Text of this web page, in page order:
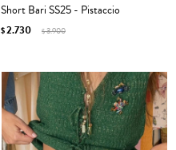
Short Bari SS25 - Pistaccio
$2.730 $3.900